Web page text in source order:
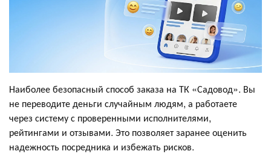
Наиболее безопасный способ заказа на ТК «Садовод». Вы
не переводите деньги случайным людям, а работаете
через систему с проверенными исполнителями,
рейтингами и отзывами. Это позволяет заранее оценить
надежность посредника и избежать рисков.